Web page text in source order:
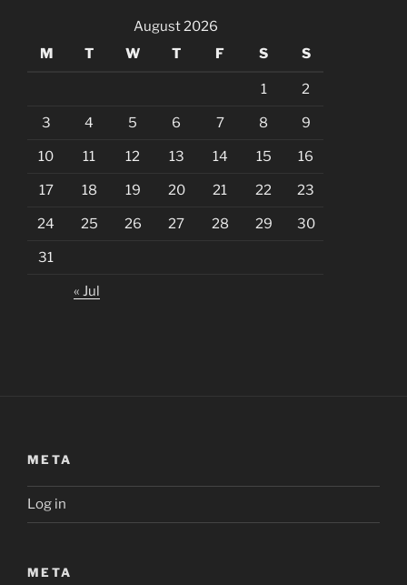
August 2026
M
T W T F S S
1 2
3 4 5 6 7 8 9
10 11 12 13 14 15 16
17 18 19 20 21 22 23
24 25 26 27 28 29 30
31
« Jul
META
Log in
META